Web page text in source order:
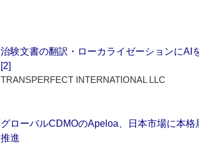
治験文書の翻訳・ローカライゼーションにAI
[2]
TRANSPERFECT INTERNATIONAL LLC
グローバルCDMOのApeloa、日本市場に本
推進